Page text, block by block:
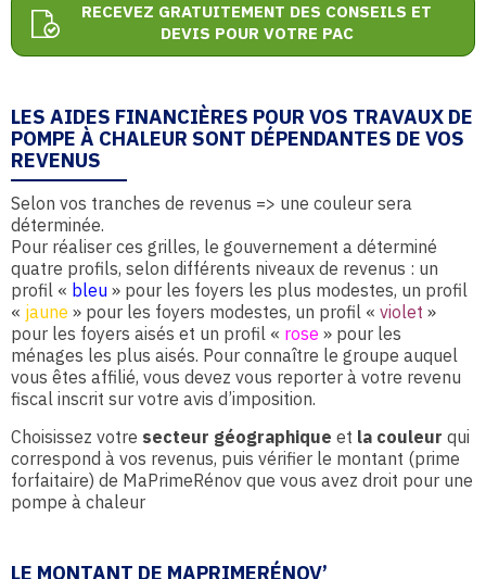
RECEVEZ GRATUITEMENT DES CONSEILS ET
DEVIS POUR VOTRE PAC
LES AIDES FINANCIÈRES POUR VOS TRAVAUX DE
POMPE À CHALEUR SONT DÉPENDANTES DE VOS
REVENUS
Selon vos tranches de revenus => une couleur sera
déterminée.
Pour réaliser ces grilles, le gouvernement a déterminé
quatre profils, selon différents niveaux de revenus : un
profil « bleu » pour les foyers les plus modestes, un profil
« jaune » pour les foyers modestes, un profil « violet »
pour les foyers aisés et un profil « rose » pour les
ménages les plus aisés. Pour connaître le groupe auquel
vous êtes affilié, vous devez vous reporter à votre revenu
fiscal inscrit sur votre avis d’imposition.
Choisissez votre secteur géographique et la couleur qui
correspond à vos revenus, puis vérifier le montant (prime
forfaitaire) de MaPrimeRénov que vous avez droit pour une
pompe à chaleur
LE MONTANT DE MAPRIMERÉNOV’